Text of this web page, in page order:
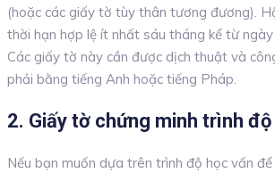
(hoặc các giấy tờ tùy thân tương đương).
thời hạn hợp lệ ít nhất sáu tháng kể từ
Các giấy tờ này cần được dịch thuật và
phải bằng tiếng Anh hoặc tiếng Pháp.
2. Giấy tờ chứng minh trình độ
Nếu bạn muốn dựa trên trình độ học vấn